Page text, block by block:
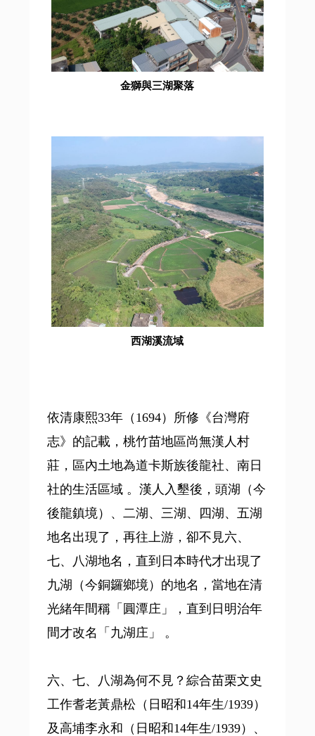
金獅與三湖聚落
西湖溪流域
依清康熙33年（1694）所修《台灣府
志》的記載，桃竹苗地區尚無漢人村
莊，區內土地為道卡斯族後龍社、南日
社的生活區域 。漢人入墾後，頭湖（今
後龍鎮境）、二湖、三湖、四湖、五湖
地名出現了，再往上游，卻不見六、
七、八湖地名，直到日本時代才出現了
九湖（今銅鑼鄉境）的地名，當地在清
光緒年間稱「圓潭庄」，直到日明治年
間才改名「九湖庄」 。
六、七、八湖為何不見？綜合苗栗文史
工作耆老黃鼎松（日昭和14年生/1939）
及高埔李永和（日昭和14年生/1939）、